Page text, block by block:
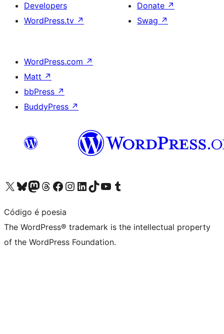
Developers
WordPress.tv ↗
Donate ↗
Swag ↗
WordPress.com ↗
Matt ↗
bbPress ↗
BuddyPress ↗
Visit our X (formerly Twitter) account
Visit our Bluesky account
Visit our Mastodon account
Visit our Threads account
Visit our Facebook page
Visit our Instagram account
Visit our LinkedIn account
Visit our TikTok account
Visit our YouTube channel
Visit our Tumblr account
Código é poesia
The WordPress® trademark is the intellectual property
of the WordPress Foundation.